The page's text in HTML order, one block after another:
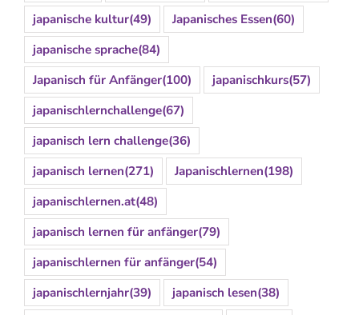
japanische kultur(49) Japanisches Essen(60)
japanische sprache(84)
Japanisch für Anfänger(100) japanischkurs(57)
japanischlernchallenge(67)
japanisch lern challenge(36)
japanisch lernen(271) Japanischlernen(198)
japanischlernen.at(48)
japanisch lernen für anfänger(79)
japanischlernen für anfänger(54)
japanischlernjahr(39) japanisch lesen(38)